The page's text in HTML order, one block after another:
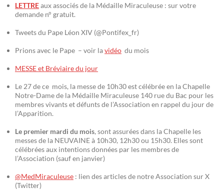
LETTREaux associés de la Médaille Miraculeuse : sur votre
demande n° gratuit.
Tweets du Pape Léon XIV (@Pontifex_fr)
Prions avec le Pape – voir lavidéo du mois
MESSE et Bréviaire du jour
Le 27 de ce mois, la messe de 10h30 est célébrée en la Chapelle
Notre-Dame de la Médaille Miraculeuse 140 rue du Bac pour les
membres vivants et défunts de l’Association en rappel du jour de
l’Apparition.
Le premier mardi du mois, sont assurées dans la Chapelle les
messes de la NEUVAINE à 10h30, 12h30 ou 15h30. Elles sont
célébrées aux intentions données par les membres de
l’Association (sauf en janvier)
@MedMiraculeuse : lien des articles de notre Association sur X
(Twitter)